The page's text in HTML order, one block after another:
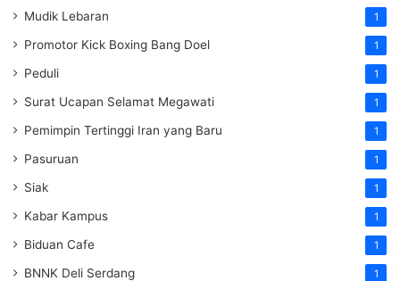
Mudik Lebaran 1
Promotor Kick Boxing Bang Doel 1
Peduli 1
Surat Ucapan Selamat Megawati 1
Pemimpin Tertinggi Iran yang Baru 1
Pasuruan 1
Siak 1
Kabar Kampus 1
Biduan Cafe 1
BNNK Deli Serdang 1